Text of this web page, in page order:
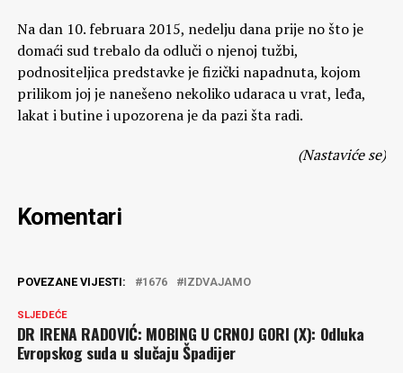
Na dan 10. februara 2015, nedelju dana prije no što je
domaći sud trebalo da odluči o njenoj tužbi,
podnositeljica predstavke je fizički napadnuta, kojom
prilikom joj je nanešeno nekoliko udaraca u vrat, leđa,
lakat i butine i upozorena je da pazi šta radi.
(Nastaviće se)
Komentari
POVEZANE VIJESTI: 1676 IZDVAJAMO
SLJEDEĆE
DR IRENA RADOVIĆ: MOBING U CRNOJ GORI (X): Odluka
Evropskog suda u slučaju Špadijer